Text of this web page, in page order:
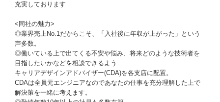
充実しております
<同社の魅力>
◎業界売上No.1だからこそ、「入社後に年収が上がった」という
声多数。
◎働いている上で出てくる不安や悩み、将来どのような技術者を
目指したいかなどを相談できるよう
キャリアデザインアドバイザー(CDA)を各支店に配置。
CDAは全員元エンジニアなのであなたの仕事を充分理解した上で
解決策を一緒に考えます。